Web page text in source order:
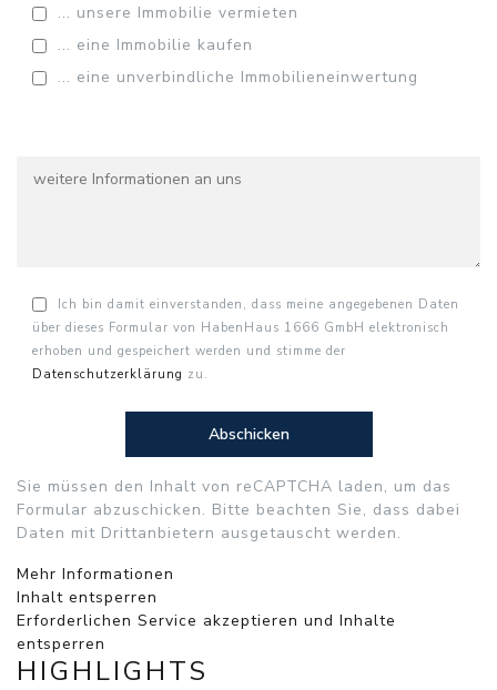
... unsere Immobilie vermieten
... eine Immobilie kaufen
... eine unverbindliche Immobilieneinwertung
Ich bin damit einverstanden, dass meine angegebenen Daten
über dieses Formular von HabenHaus 1666 GmbH elektronisch
erhoben und gespeichert werden und stimme der
Datenschutzerklärung zu.
Sie müssen den Inhalt von reCAPTCHA laden, um das
Formular abzuschicken. Bitte beachten Sie, dass dabei
Daten mit Drittanbietern ausgetauscht werden.
Mehr Informationen
Inhalt entsperren
Erforderlichen Service akzeptieren und Inhalte
entsperren
HIGHLIGHTS